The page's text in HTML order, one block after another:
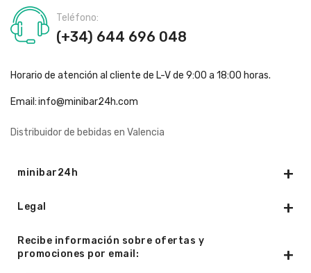
Teléfono:
(+34) 644 696 048
Horario de atención al cliente de L-V de 9:00 a 18:00 horas.
Email:info@minibar24h.com
Distribuidor de bebidas en Valencia
minibar24h
Legal
Recibe información sobre ofertas y
promociones por email: